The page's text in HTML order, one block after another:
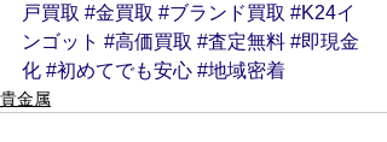
戸買取 #金買取 #ブランド買取 #K24イ
ンゴット #高価買取 #査定無料 #即現金
化 #初めてでも安心 #地域密着
貴金属